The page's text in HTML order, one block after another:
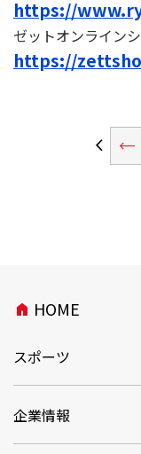
https://
ゼットオンライン
https://
arrow_back_ios trending_flat
home HOME
スポーツ
企業情報